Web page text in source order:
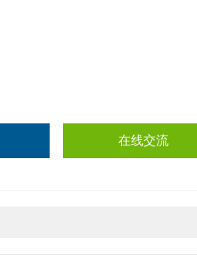
从而实现水的净化。
在线交流